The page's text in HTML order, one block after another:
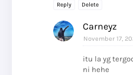
Reply Delete
Carneyz
November 17,
itu la yg
ni hehe